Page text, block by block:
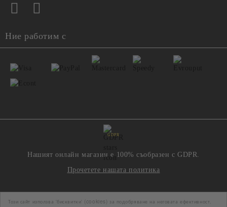
Този сайт използва 'бисквитки' (cookies) за подобряване на неговата ефективност.
Ние работим с
GDPR
Нашият онлайн магазин е 100% съобразен с GDPR.
Прочетете нашата политика